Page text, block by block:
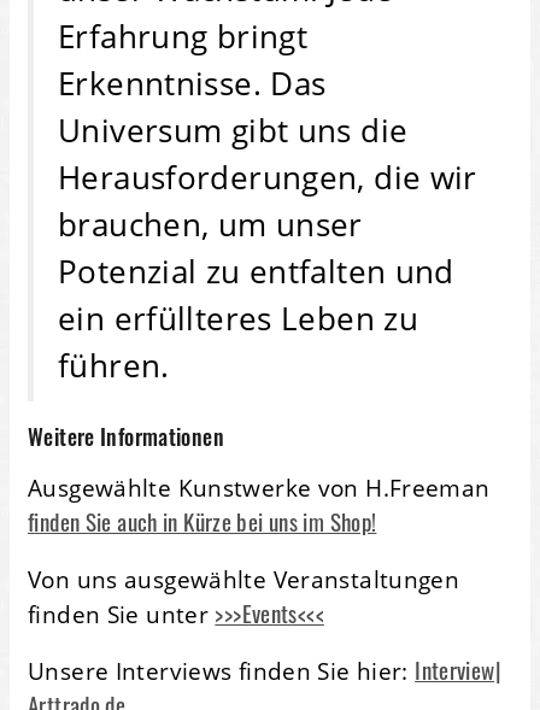
Erfahrung bringt
Erkenntnisse. Das
Universum gibt uns die
Herausforderungen, die wir
brauchen, um unser
Potenzial zu entfalten und
ein erfüllteres Leben zu
führen.
Weitere Informationen
Ausgewählte Kunstwerke von H.Freeman
finden Sie auch in Kürze bei uns im Shop!
Von uns ausgewählte Veranstaltungen
finden Sie unter >>>Events<<<
Unsere Interviews finden Sie hier: Interview|